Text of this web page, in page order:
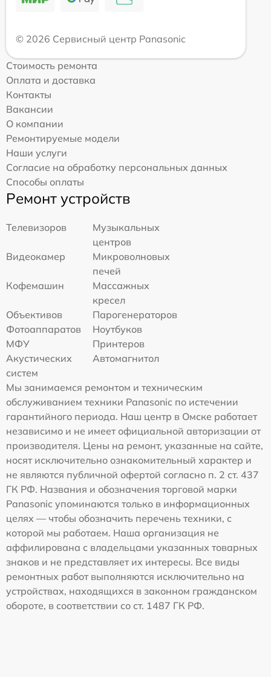
© 2026 Сервисный центр Panasonic
Стоимость ремонта
Оплата и доставка
Контакты
Вакансии
О компании
Ремонтируемые модели
Наши услуги
Согласие на обработку персональных данных
Способы оплаты
Ремонт устройств
Телевизоров
Музыкальных
центров
Видеокамер
Микроволновых
печей
Кофемашин
Массажных
кресел
Объективов
Парогенераторов
Фотоаппаратов
Ноутбуков
МФУ
Принтеров
Акустических
систем
Автомагнитол
Мы занимаемся ремонтом и техническим
обслуживанием техники Panasonic по истечении
гарантийного периода. Наш центр в Омске работает
независимо и не имеет официальной авторизации от
производителя. Цены на ремонт, указанные на сайте,
носят исключительно ознакомительный характер и
не являются публичной офертой согласно п. 2 ст. 437
ГК РФ. Названия и обозначения торговой марки
Panasonic упоминаются только в информационных
целях — чтобы обозначить перечень техники, с
которой мы работаем. Наша организация не
аффилирована с владельцами указанных товарных
знаков и не представляет их интересы. Все виды
ремонтных работ выполняются исключительно на
устройствах, находящихся в законном гражданском
обороте, в соответствии со ст. 1487 ГК РФ.